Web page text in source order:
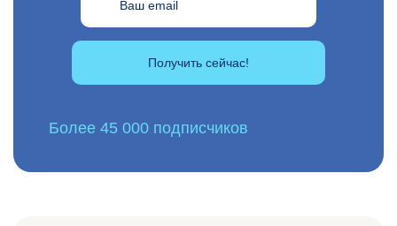
Получить сейчас!
Более 45 000 подписчиков